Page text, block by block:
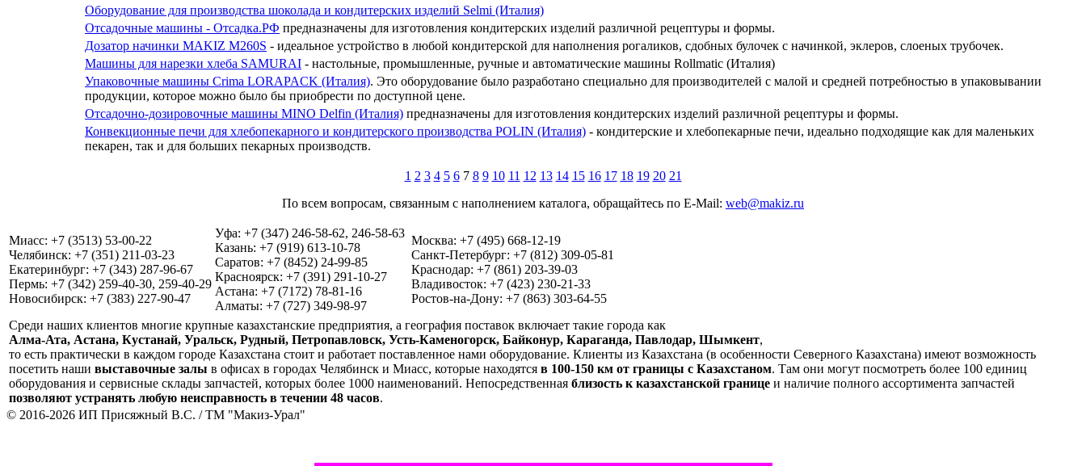
Оборудование для производства шоколада и кондитерских изделий Selmi (Италия)
Отсадочные машины - Отсадка.РФ предназначены для изготовления кондитерских изделий различной рецептуры и формы.
Дозатор начинки MAKIZ M260S - идеальное устройство в любой кондитерской для наполнения рогаликов, сдобных булочек с начинкой, эклеров, слоеных трубочек.
Машины для нарезки хлеба SAMURAI - настольные, промышленные, ручные и автоматические машины Rollmatic (Италия)
Упаковочные машины Crima LORAPACK (Италия). Это оборудование было разработано специально для производителей с малой и средней потребностью в упаковывании
продукции, которое можно было бы приобрести по доступной цене.
Отсадочно-дозировочные машины MINO Delfin (Италия) предназначены для изготовления кондитерских изделий различной рецептуры и формы.
Конвекционные печи для хлебопекарного и кондитерского производства POLIN (Италия) - кондитерские и хлебопекарные печи, идеально подходящие как для маленьких
пекарен, так и для больших пекарных производств.
1 2 3 4 5 67 8 9 10 11 12 13 14 15 16 17 18 19 20 21
По всем вопросам, связанным с наполнением каталога, обращайтесь по E-Mail: web@makiz.ru
Миасс: +7 (3513) 53-00-22
Челябинск: +7 (351) 211-03-23
Екатеринбург: +7 (343) 287-96-67
Пермь: +7 (342) 259-40-30, 259-40-29
Новосибирск: +7 (383) 227-90-47
Уфа: +7 (347) 246-58-62, 246-58-63
Казань: +7 (919) 613-10-78
Саратов: +7 (8452) 24-99-85
Красноярск: +7 (391) 291-10-27
Астана: +7 (7172) 78-81-16
Алматы: +7 (727) 349-98-97
Москва: +7 (495) 668-12-19
Санкт-Петербург: +7 (812) 309-05-81
Краснодар: +7 (861) 203-39-03
Владивосток: +7 (423) 230-21-33
Ростов-на-Дону: +7 (863) 303-64-55
Среди наших клиентов многие крупные казахстанские предприятия, а география поставок включает такие города как
Алма-Ата, Астана, Кустанай, Уральск, Рудный, Петропавловск, Усть-Каменогорск, Байконур, Караганда, Павлодар, Шымкент,
то есть практически в каждом городе Казахстана стоит и работает поставленное нами оборудование. Клиенты из Казахстана (в особенности Северного Казахстана) имеют возможность
посетить наши выставочные залы в офисах в городах Челябинск и Миасс, которые находятся в 100-150 км от границы с Казахстаном. Там они могут посмотреть более 100 единиц
оборудования и сервисные склады запчастей, которых более 1000 наименований. Непосредственная близость к казахстанской границе и наличие полного ассортимента запчастей
позволяют устранять любую неисправность в течении 48 часов.
© 2016-2026 ИП Присяжный В.С. / ТМ "Макиз-Урал"